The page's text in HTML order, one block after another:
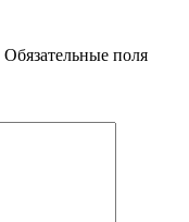
Обязательные поля